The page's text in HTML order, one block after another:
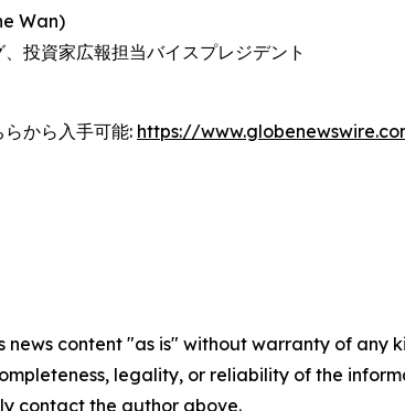
Wan)
投資家広報担当バイスプレジデント
から入手可能: https://
news content "as is" without warranty of
legality, or reliability of the
contact the author above.